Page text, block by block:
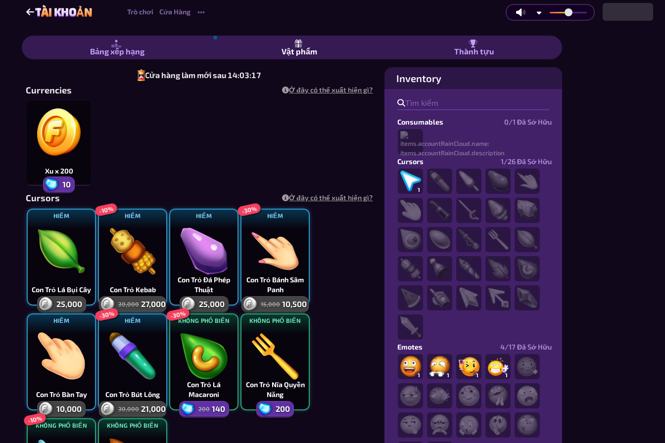
TÀI KHOẢN
TÀI KHOẢN Trò chơi Cửa Hàng •••
Tài Khoản | Vật phẩm
Bảng xếp hạng Vật phẩm Thành tựu
Cửa hàng làm mới sau 14:03:17
Currencies Ở đây có thể xuất hiện gì?
Xu x 200
10
Cursors Ở đây có thể xuất hiện gì?
HIẾM
Con Trỏ Lá Bụi Cây
25,000
HIẾM
Con Trỏ Kebab
30,000 27,000
-10%
HIẾM
Con Trỏ Đá Phép
Thuật
25,000
HIẾM
Con Trỏ Bánh Sâm
Panh
15,000 10,500
-30%
HIẾM
Con Trỏ Bàn Tay
10,000
HIẾM
Con Trỏ Bút Lông
30,000 21,000
-30%
KHÔNG PHỔ BIẾN
Con Trỏ Lá
Macaroni
200 140
-30%
KHÔNG PHỔ BIẾN
Con Trỏ Nĩa Quyền
Năng
200
KHÔNG PHỔ BIẾN
-10%
KHÔNG PHỔ BIẾN
Inventory
Consumables 0/1 Đã Sở Hữu
Cursors 1/26Đã Sở Hữu
1
Emotes 4/17 Đã Sở Hữu
1 1 1 1